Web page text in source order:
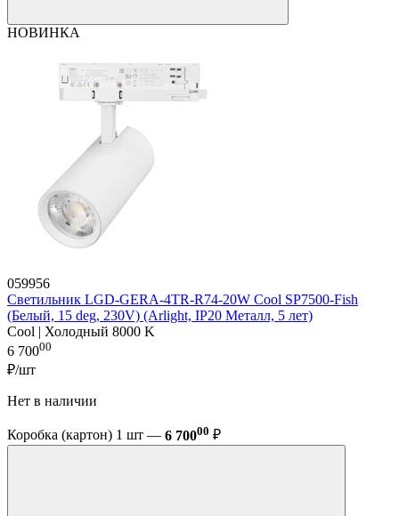
НОВИНКА
059956
Светильник LGD-GERA-4TR-R74-20W Cool SP7500-Fish
(Белый, 15 deg, 230V) (Arlight, IP20 Металл, 5 лет)
Cool | Холодный 8000 K
6 70000
₽/шт
Нет в наличии
Коробка (картон) 1 шт — 6 70000 ₽